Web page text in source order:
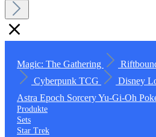
Magic: The Gathering
Cyberpunk TCG
Disney
Astra Epoch SorceryYu-Gi-Oh
Produkte
Sets
Star Trek